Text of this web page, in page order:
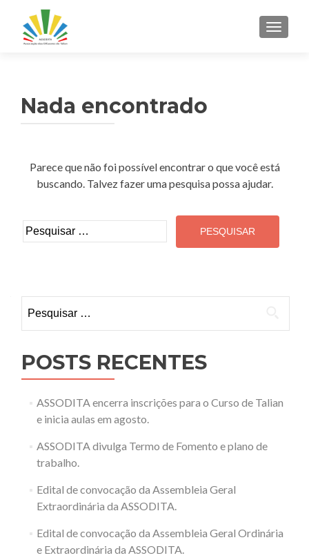
Nada encontrado
Parece que não foi possível encontrar o que você está
buscando. Talvez fazer uma pesquisa possa ajudar.
Pesquisar
por:
por:
POSTS RECENTES
ASSODITA encerra inscrições para o Curso de Talian
e inicia aulas em agosto.
ASSODITA divulga Termo de Fomento e plano de
trabalho.
Edital de convocação da Assembleia Geral
Extraordinária da ASSODITA.
Edital de convocação da Assembleia Geral Ordinária
e Extraordinária da ASSODITA.